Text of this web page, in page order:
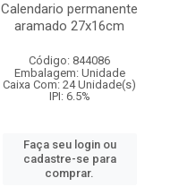
Calendario permanente
aramado 27x16cm
Código: 844086
Embalagem: Unidade
Caixa Com: 24 Unidade(s)
IPI: 6.5%
Faça seu login ou
cadastre-se para
comprar.